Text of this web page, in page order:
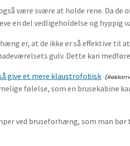
være svære at holde rene. Da
en del vedligeholdelse og
er, at de ikke er så effektive
gulv. Dette kan
give et mere klaustrofobisk
følelse, som en brusekabine
ved bruseforhæng, som man